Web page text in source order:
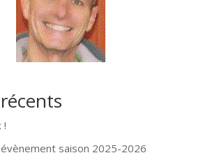
!
saison 2025-2026